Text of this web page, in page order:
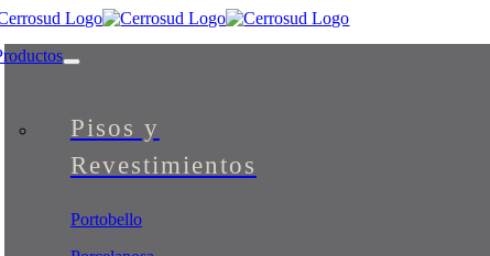
Skip
content
Pisos y
Revestimientos
Portobello